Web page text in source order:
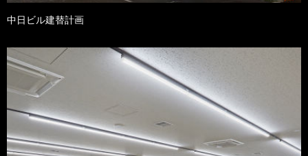
中日ビル建替計画